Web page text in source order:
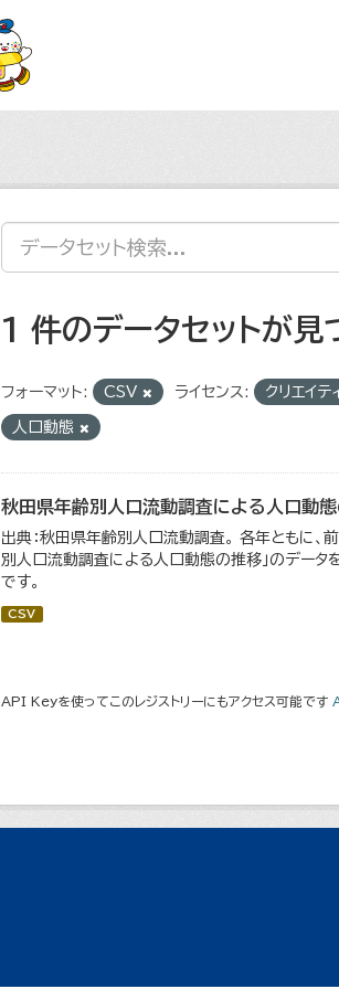
1 件のデータセットが見
フォーマット: CSV ライセンス: クリエイテ
人口動態
秋田県年齢別人口流動調査による人口動
出典：秋田県年齢別人口流動調査。 各年ともに、
別人口流動調査による人口動態の推移」のデー
です。
CSV
API Keyを使ってこのレジストリーにもアクセス可能です